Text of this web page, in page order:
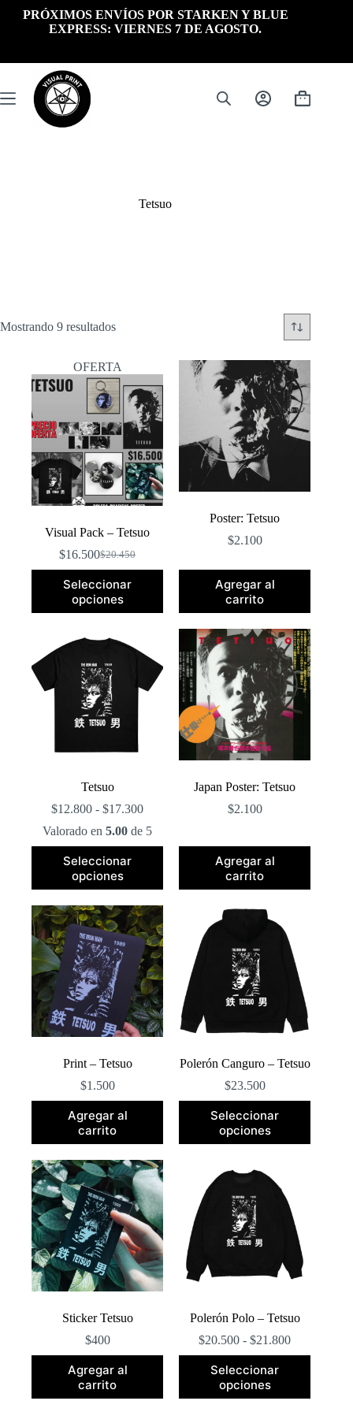
PRÓXIMOS ENVÍOS POR STARKEN Y BLUE
EXPRESS: VIERNES 7 DE AGOSTO.
Carrito
Tetsuo
Mostrando 9 resultadosOrdenado
OFERTA
Visual Pack – Tetsuo
$20.450
El
original
era:
$20.450.
$16.500El
actual
es:
$16.500.
Seleccionar
opciones
Poster: Tetsuo
$2.100
Agregar al
carrito
Tetsuo
$12.800 - $17.300Rango
precios:
desde
$17.300
Valorado en5.00 de 5
Seleccionar
opciones
producto
tiene
variantes.
Las
opciones
se
pueden
elegir
en
la
página
de
Japan Poster: Tetsuo
$2.100
Agregar al
carrito
Print – Tetsuo
$1.500
Agregar al
carrito
Polerón Canguro – Tetsuo
$23.500
Seleccionar
opciones
producto
tiene
Las
opciones
se
pueden
elegir
en
página
Sticker Tetsuo
$400
Agregar al
carrito
Polerón Polo – Tetsuo
$20.500 - $21.800Rango
de
$20.500
Seleccionar
opciones
Este
producto
tiene